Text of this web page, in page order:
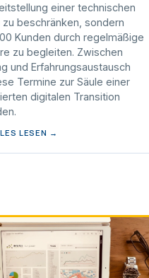
einer technischen
zu beschränken, sondern
Kunden durch regelmäßige
zu begleiten. Zwischen
und Erfahrungsaustausch
Termine zur Säule einer
digitalen Transition
LESEN →